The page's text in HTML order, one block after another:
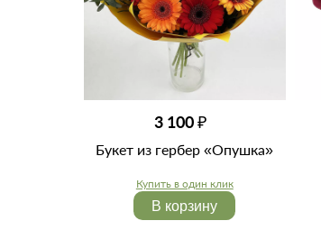
3 100 ₽
Букет из гербер «Опушка»
Купить в один клик
В корзину